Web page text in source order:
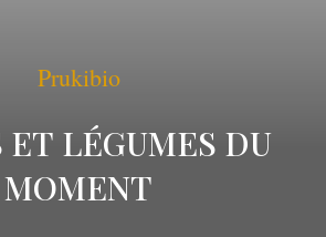
Prukibio
ET LÉGUMES DU
MOMENT